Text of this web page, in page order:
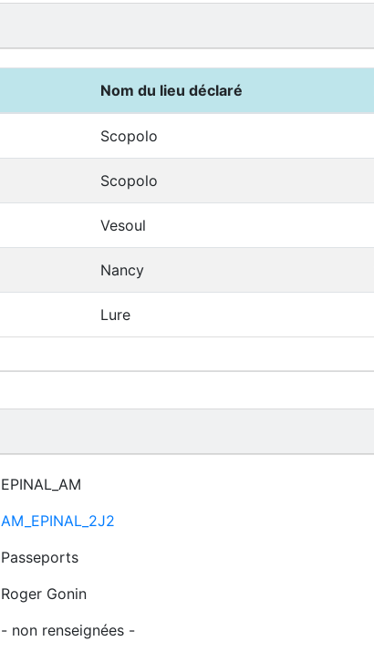
Nom du lieu déclaré
Scopolo
Scopolo
Vesoul
Nancy
Lure
EPINAL_AM
AM_EPINAL_2J2
Passeports
Roger Gonin
- non renseignées -